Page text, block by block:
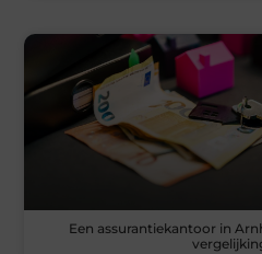
Een assurantiekantoor in